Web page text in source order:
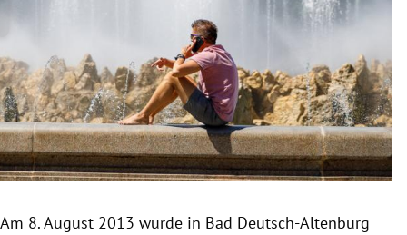
Untermenü
Untermenü
Untermenü
Am 8. August 2013 wurde in Bad Deutsch-Altenburg